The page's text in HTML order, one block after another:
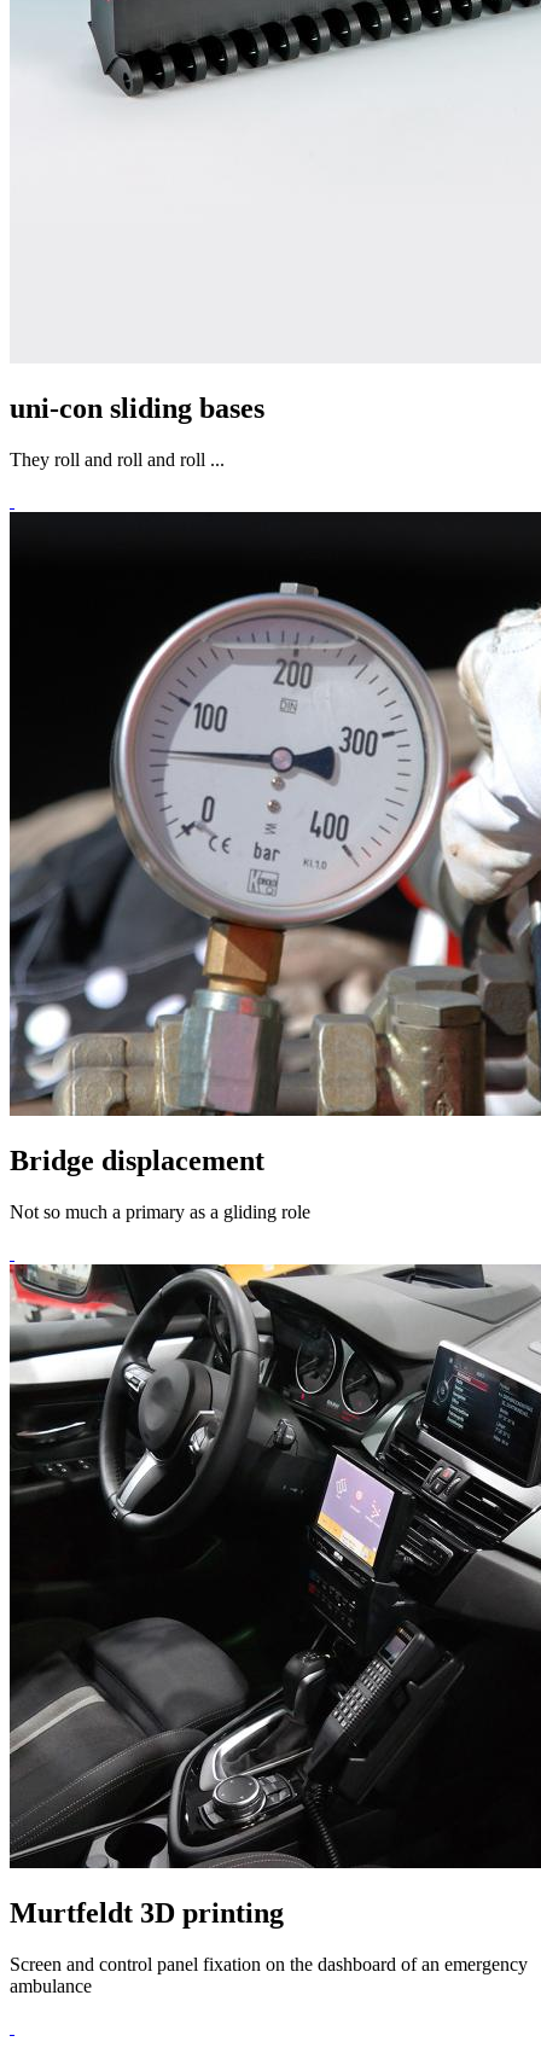
uni-con sliding bases
They roll and roll and roll ...
Bridge displacement
Not so much a primary as a gliding role
Murtfeldt 3D printing
Screen and control panel fixation on the dashboard of an emergency
ambulance